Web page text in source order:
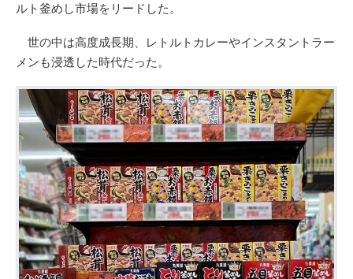
ルト釜めし市場をリードした。
世の中は高度成長期、レトルトカレーやインスタントラー
メンも浸透した時代だった。